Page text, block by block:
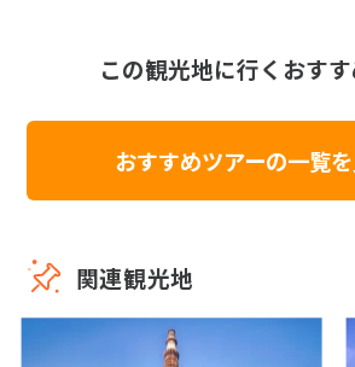
この観光地に行くおす
おすすめツアーの一覧
関連観光地